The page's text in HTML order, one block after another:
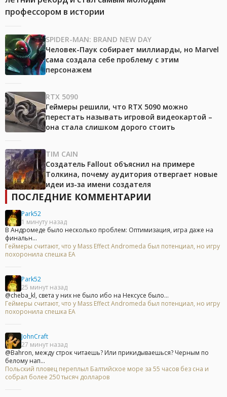
профессором в истории
SPIDER-MAN: BRAND NEW DAY
Человек-Паук собирает миллиарды, но Marvel
сама создала себе проблему с этим
персонажем
RTX 5090
Геймеры решили, что RTX 5090 можно
перестать называть игровой видеокартой –
она стала слишком дорого стоить
TIM CAIN
Создатель Fallout объяснил на примере
Толкина, почему аудитория отвергает новые
идеи из-за имени создателя
ПОСЛЕДНИЕ КОММЕНТАРИИ
Park52
1 минуту назад
В Андромеде было несколько проблем: Оптимизация, игра даже на
финальн...
Геймеры считают, что у Mass Effect Andromeda был потенциал, но игру
похоронила спешка EA
Park52
25 минут назад
@cheba_kl, света у них не было ибо на Нексусе было...
Геймеры считают, что у Mass Effect Andromeda был потенциал, но игру
похоронила спешка EA
JohnCraft
27 минут назад
@Bahron, между строк читаешь? Или прикидываешься? Черным по
белому нап...
Польский пловец переплыл Балтийское море за 55 часов без сна и
собрал более 250 тысяч долларов